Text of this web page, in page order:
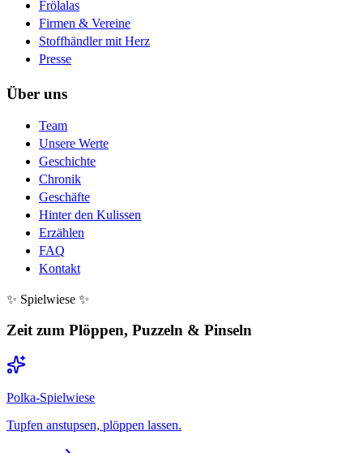
Frölalas
Firmen & Vereine
Stoffhändler mit Herz
Presse
Über uns
Team
Unsere Werte
Geschichte
Chronik
Geschäfte
Hinter den Kulissen
Erzählen
FAQ
Kontakt
✨ Spielwiese ✨
Zeit zum Plöppen, Puzzeln & Pinseln
Polka-Spielwiese
Tupfen anstupsen, plöppen lassen.